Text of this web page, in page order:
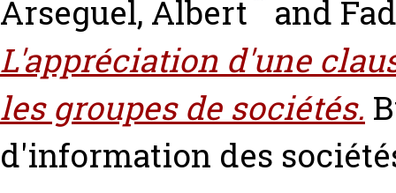
Arseguel, Albert
and
L'appréciation d'une
les groupes de sociétés.
d'information des